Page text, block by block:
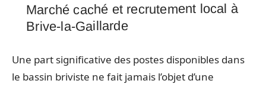
Marché caché et recrutement local à
Brive-la-Gaillarde
Une part significative des postes disponibles dans
le bassin briviste ne fait jamais l’objet d’une